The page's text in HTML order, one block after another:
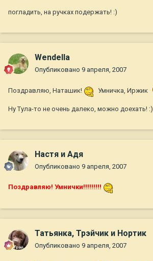
погладить, на ручках подержать! :)
Wendella
Опубликовано 9 апреля, 2007
Поздравляю, Наташик! Умничка, Иржик
Ну Тула-то не очень далеко, можно доехать! :)
Настя и Адя
Опубликовано 9 апреля, 2007
Поздравляю! Умнички!!!!!!!!!
Татьянка, Трэйчик и Нортик
Опубликовано 9 апреля, 2007